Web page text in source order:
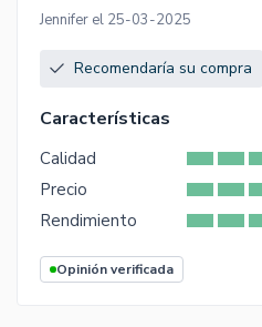
Jennifer el 25-03-2025
Recomendaría su compra
Características
Calidad
Precio
Rendimiento
Opinión verificada